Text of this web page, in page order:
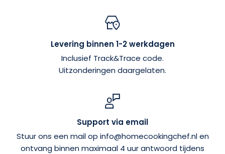
Levering binnen 1-2 werkdagen
Inclusief Track&Trace code.
Uitzonderingen daargelaten.
Support via email
Stuur ons een mail op info@homecookingchef.nl en
ontvang binnen maximaal 4 uur antwoord tijdens